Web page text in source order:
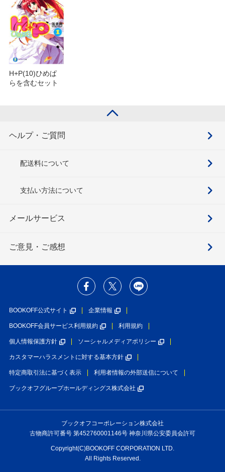
H+P(10)ひめぱ
らを含むセット
ヘルプ・ご質問
配送料について
支払い方法について
メールサービス
ご意見・ご感想
BOOKOFF公式サイト 企業情報
BOOKOFF会員サービス利用規約 利用規約
個人情報保護方針 ソーシャルメディアポリシー
カスタマーハラスメントに対する基本方針
特定商取引法に基づく表示 利用者情報の外部送信について
ブックオフグループホールディングス株式会社
ブックオフコーポレーション株式会社
古物商許可番号 第452760001146号 神奈川県公安委員会許可
Copyright(C)BOOKOFF CORPORATION LTD.
All Rights Reserved.